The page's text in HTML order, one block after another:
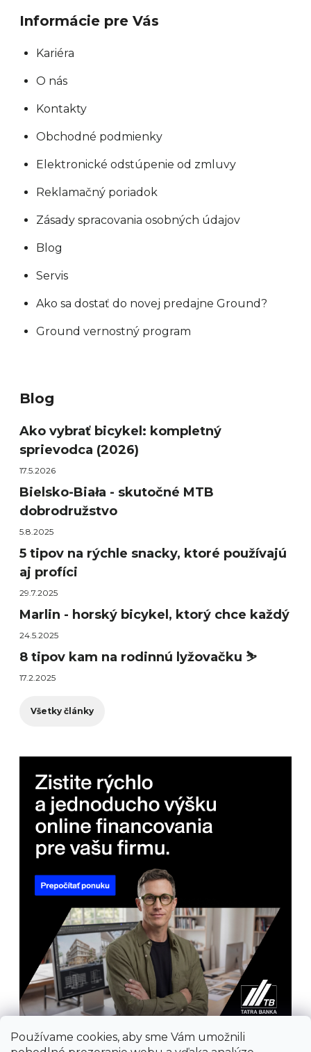
Používame cookies, aby sme Vám umožnili
Informácie pre Vás
Kariéra
O nás
Kontakty
Obchodné podmienky
Elektronické odstúpenie od zmluvy
Reklamačný poriadok
Zásady spracovania osobných údajov
Blog
Servis
Ako sa dostať do novej predajne Ground?
Ground vernostný program
Blog
Ako vybrať bicykel: kompletný
sprievodca (2026)
17.5.2026
Bielsko-Biała - skutočné MTB
dobrodružstvo
5.8.2025
5 tipov na rýchle snacky, ktoré používajú
aj profíci
29.7.2025
Marlin - horský bicykel, ktorý chce každý
24.5.2025
8 tipov kam na rodinnú lyžovačku ⛷️
17.2.2025
Všetky články